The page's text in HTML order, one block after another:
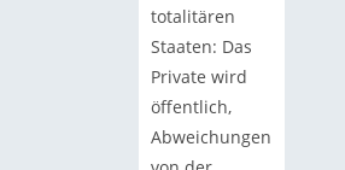
totalitären
Staaten: Das
Private wird
öffentlich,
Abweichungen